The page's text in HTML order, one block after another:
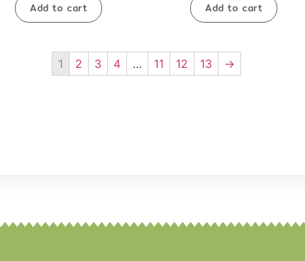
Add to cart Add to cart
1 2 3 4 … 11 12 13 →